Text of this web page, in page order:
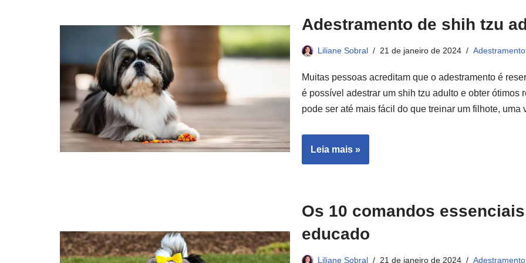
Adestramento de shih tzu
Liliane Sobral 21 de janeiro de 2024 Adestramento
Muitas pessoas acreditam que o adestramento é
é possível adestrar um shih tzu adulto e obter
pode ser até mais fácil do que treinar um filhote,
Leia mais »
Os 10 comandos
educado
Liliane Sobral 21 de janeiro de 2024 Adestramento